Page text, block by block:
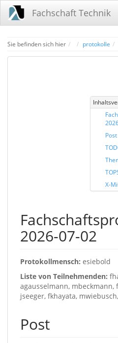
Fachschaft Technik
Sie befinden sich hier Homeprotokolle
Post
X-
2026-07-02
Protokollmensch: esiebold
Liste von Teilnehmenden:
agausselmann,
jseeger, fkhayata,
Post